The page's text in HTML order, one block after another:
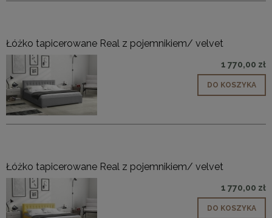
Łóżko tapicerowane Real z pojemnikiem/ velvet
1 770,00 zł
DO KOSZYKA
Łóżko tapicerowane Real z pojemnikiem/ velvet
1 770,00 zł
DO KOSZYKA